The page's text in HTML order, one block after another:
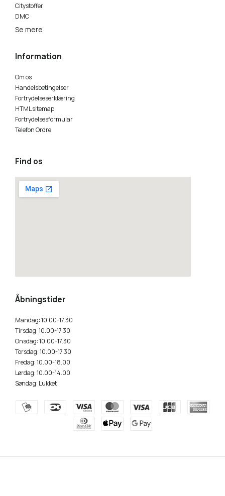
Citystoffer
DMC
Se mere
Information
Om os
Handelsbetingelser
Fortrydelseserklæring
HTML sitemap
Fortrydelsesformular
Telefon Ordre
Find os
Åbningstider
Mandag: 10.00-17.30
Tirsdag: 10.00-17.30
Onsdag: 10.00-17.30
Torsdag: 10.00-17.30
Fredag: 10.00-18.00
Lørdag: 10.00-14.00
Søndag: Lukket